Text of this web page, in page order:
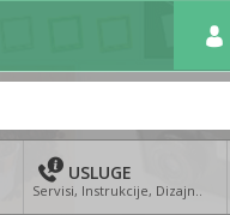
USLUGE
Servisi, Instrukcije, Dizajn..